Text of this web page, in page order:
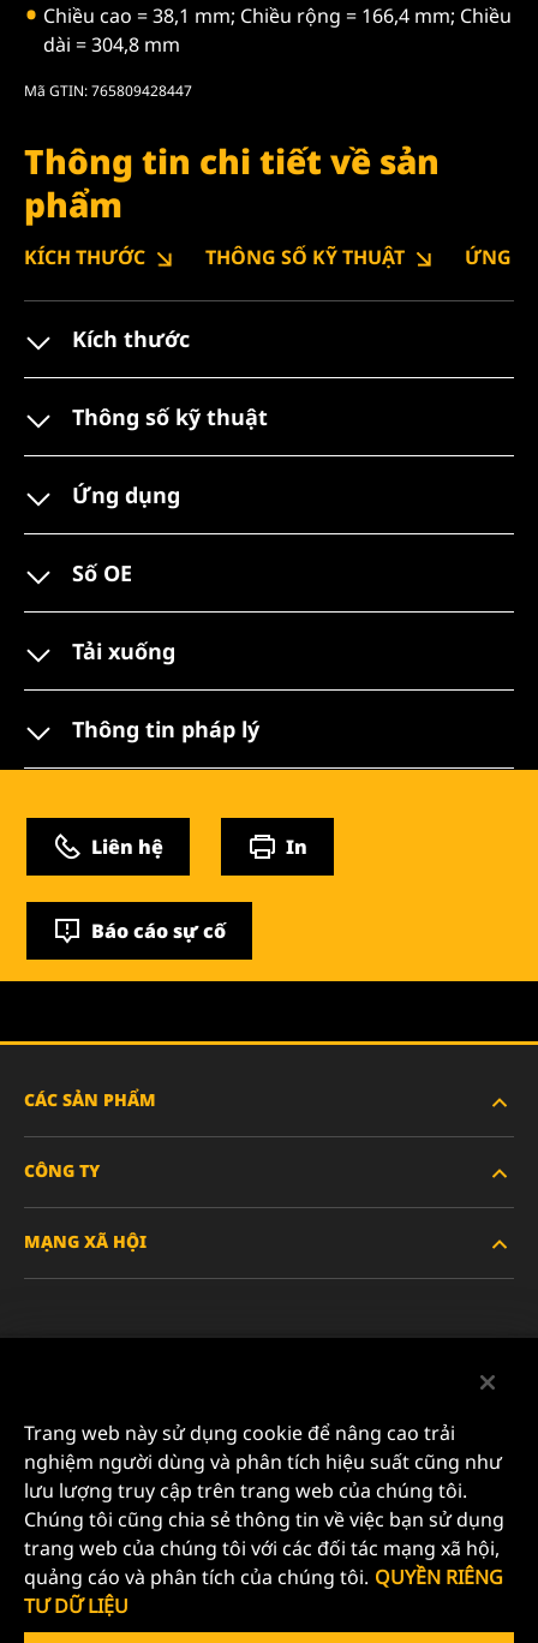
Chiều cao = 38,1 mm; Chiều rộng = 166,4 mm; Chiều
dài = 304,8 mm
Mã GTIN: 765809428447
Thông tin chi tiết về sản
phẩm
KÍCH THƯỚC THÔNG SỐ KỸ THUẬT ỨNG
Kích thước
Thông số kỹ thuật
Ứng dụng
Số OE
Tải xuống
Thông tin pháp lý
Liên hệ In
Báo cáo sự cố
CÁC SẢN PHẨM
XE HÀNH KHÁCH VÀ XE TẢI NHẸ
CÔNG TY
VỀ CHÚNG TÔI
SỰ NGHIỆP
QUYỀN RIÊNG TƯ DỮ LIỆU
THÔNG BÁO PHÁP LÝ
MẠNG XÃ HỘI
Facebook
YouTube
MANN+HUMMEL FILTER TECHNOLOGY (S.E.A.) PTE
LTD
23 Rochester Park
#04-02, Singapore 139234
Trang web này sử dụng cookie để nâng cao trải
nghiệm người dùng và phân tích hiệu suất cũng như
lưu lượng truy cập trên trang web của chúng tôi.
Chúng tôi cũng chia sẻ thông tin về việc bạn sử dụng
trang web của chúng tôi với các đối tác mạng xã hội,
quảng cáo và phân tích của chúng tôi. QUYỀN RIÊNG
TƯ DỮ LIỆU